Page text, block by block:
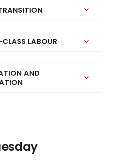
keyboard_arrow_down
LABOUR keyboard_arrow_down
AND
keyboard_arrow_down